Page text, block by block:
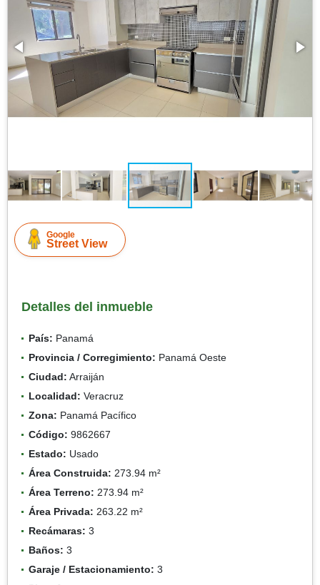
Google
Street View
Detalles del inmueble
País: Panamá
Provincia / Corregimiento: Panamá Oeste
Ciudad: Arraiján
Localidad: Veracruz
Zona: Panamá Pacífico
Código: 9862667
Estado: Usado
Área Construida: 273.94 m²
Área Terreno: 273.94 m²
Área Privada: 263.22 m²
Recámaras: 3
Baños: 3
Garaje / Estacionamiento: 3